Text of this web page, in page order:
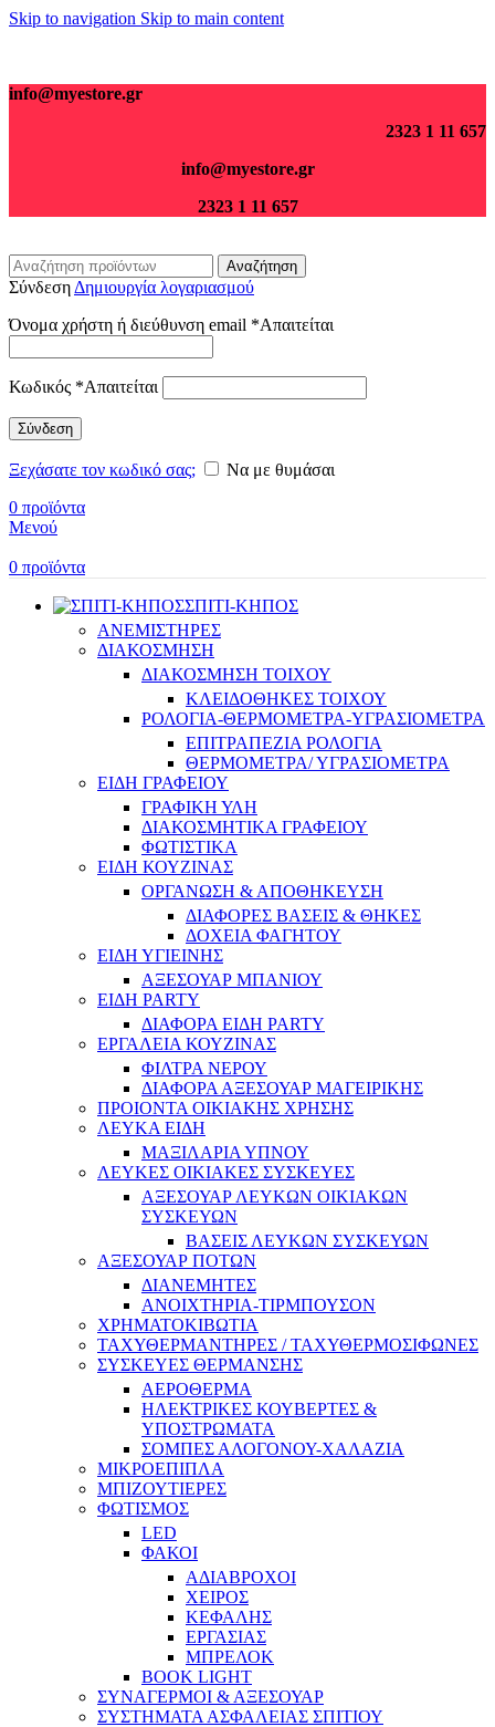
Skip to navigation Skip to main content
info@myestore.gr
2323 1 11 657
info@myestore.gr
2323 1 11 657
Αναζήτηση
Σύνδεση Δημιουργία λογαριασμού
Όνομα χρήστη ή διεύθυνση email *Απαιτείται
Κωδικός *Απαιτείται
Σύνδεση
Ξεχάσατε τον κωδικό σας;
Να με θυμάσαι
0 προϊόντα
Μενού
0 προϊόντα
ΣΠΙΤΙ-ΚΗΠΟΣ
ΑΝΕΜΙΣΤΗΡΕΣ
ΔΙΑΚΟΣΜΗΣΗ
ΔΙΑΚΟΣΜΗΣΗ ΤΟΙΧΟΥ
ΚΛΕΙΔΟΘΗΚΕΣ ΤΟΙΧΟΥ
ΡΟΛΟΓΙΑ-ΘΕΡΜΟΜΕΤΡΑ-ΥΓΡΑΣΙΟΜΕΤΡΑ
ΕΠΙΤΡΑΠΕΖΙΑ ΡΟΛΟΓΙΑ
ΘΕΡΜΟΜΕΤΡΑ/ ΥΓΡΑΣΙΟΜΕΤΡΑ
ΕΙΔΗ ΓΡΑΦΕΙΟΥ
ΓΡΑΦΙΚΗ ΥΛΗ
ΔΙΑΚΟΣΜΗΤΙΚΑ ΓΡΑΦΕΙΟΥ
ΦΩΤΙΣΤΙΚΑ
ΕΙΔΗ ΚΟΥΖΙΝΑΣ
ΟΡΓΑΝΩΣΗ & ΑΠΟΘΗΚΕΥΣΗ
ΔΙΑΦΟΡΕΣ ΒΑΣΕΙΣ & ΘΗΚΕΣ
ΔΟΧΕΙΑ ΦΑΓΗΤΟΥ
ΕΙΔΗ ΥΓΙΕΙΝΗΣ
ΑΞΕΣΟΥΑΡ ΜΠΑΝΙΟΥ
ΕΙΔΗ PARTY
ΔΙΑΦΟΡΑ ΕΙΔΗ PARTY
ΕΡΓΑΛΕΙΑ ΚΟΥΖΙΝΑΣ
ΦΙΛΤΡΑ ΝΕΡΟΥ
ΔΙΑΦΟΡΑ ΑΞΕΣΟΥΑΡ ΜΑΓΕΙΡΙΚΗΣ
ΠΡΟΙΟΝΤΑ ΟΙΚΙΑΚΗΣ ΧΡΗΣΗΣ
ΛΕΥΚΑ ΕΙΔΗ
ΜΑΞΙΛΑΡΙΑ ΥΠΝΟΥ
ΛΕΥΚΕΣ ΟΙΚΙΑΚΕΣ ΣΥΣΚΕΥΕΣ
ΑΞΕΣΟΥΑΡ ΛΕΥΚΩΝ ΟΙΚΙΑΚΩΝ
ΣΥΣΚΕΥΩΝ
ΒΑΣΕΙΣ ΛΕΥΚΩΝ ΣΥΣΚΕΥΩΝ
ΑΞΕΣΟΥΑΡ ΠΟΤΩΝ
ΔΙΑΝΕΜΗΤΕΣ
ΑΝΟΙΧΤΗΡΙΑ-ΤΙΡΜΠΟΥΣΟΝ
ΧΡΗΜΑΤΟΚΙΒΩΤΙΑ
ΤΑΧΥΘΕΡΜΑΝΤΗΡΕΣ / ΤΑΧΥΘΕΡΜΟΣΙΦΩΝΕΣ
ΣΥΣΚΕΥΕΣ ΘΕΡΜΑΝΣΗΣ
ΑΕΡΟΘΕΡΜΑ
ΗΛΕΚΤΡΙΚΕΣ ΚΟΥΒΕΡΤΕΣ &
ΥΠΟΣΤΡΩΜΑΤΑ
ΣΟΜΠΕΣ ΑΛΟΓΟΝΟΥ-ΧΑΛΑΖΙΑ
ΜΙΚΡΟΕΠΙΠΛΑ
ΜΠΙΖΟΥΤΙΕΡΕΣ
ΦΩΤΙΣΜΟΣ
LED
ΦΑΚΟΙ
ΑΔΙΑΒΡΟΧΟΙ
ΧΕΙΡΟΣ
ΚΕΦΑΛΗΣ
ΕΡΓΑΣΙΑΣ
ΜΠΡΕΛΟΚ
BOOK LIGHT
ΣΥΝΑΓΕΡΜΟΙ & ΑΞΕΣΟΥΑΡ
ΣΥΣΤΗΜΑΤΑ ΑΣΦΑΛΕΙΑΣ ΣΠΙΤΙΟΥ